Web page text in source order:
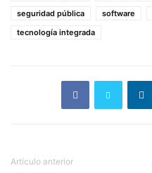
seguridad pública
software
tecnología integrada
Artículo anterior